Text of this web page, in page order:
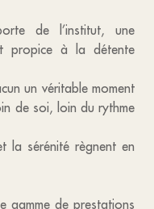
de l’institut, une
propice à la détente
un véritable moment
de soi, loin du rythme
la sérénité règnent en
gamme de prestations